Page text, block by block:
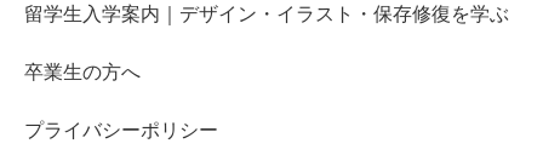
留学生入学案内｜デザイン・イラスト・保存修復を学ぶ
卒業生の方へ
プライバシーポリシー